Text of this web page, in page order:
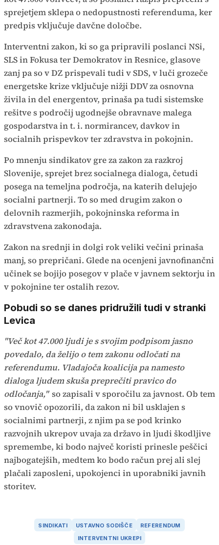
sprejetjem sklepa o nedopustnosti referenduma, ker
predpis vključuje davčne določbe.
Interventni zakon, ki so ga pripravili poslanci NSi,
SLS in Fokusa ter Demokratov in Resnice, glasove
zanj pa so v DZ prispevali tudi v SDS, v luči grozeče
energetske krize vključuje nižji DDV za osnovna
živila in del energentov, prinaša pa tudi sistemske
rešitve s področij ugodnejše obravnave malega
gospodarstva in t. i. normirancev, davkov in
socialnih prispevkov ter zdravstva in pokojnin.
Po mnenju sindikatov gre za zakon za razkroj
Slovenije, sprejet brez socialnega dialoga, četudi
posega na temeljna področja, na katerih delujejo
socialni partnerji. To so med drugim zakon o
delovnih razmerjih, pokojninska reforma in
zdravstvena zakonodaja.
Zakon na srednji in dolgi rok veliki večini prinaša
manj, so prepričani. Glede na ocenjeni javnofinančni
učinek se bojijo posegov v plače v javnem sektorju in
v pokojnine ter ostalih rezov.
Pobudi so se danes pridružili tudi v stranki
Levica
"Več kot 47.000 ljudi je s svojim podpisom jasno
povedalo, da želijo o tem zakonu odločati na
referendumu. Vladajoča koalicija pa namesto
dialoga ljudem skuša preprečiti pravico do
odločanja," so zapisali v sporočilu za javnost. Ob tem
so vnovič opozorili, da zakon ni bil usklajen s
socialnimi partnerji, z njim pa se pod krinko
razvojnih ukrepov uvaja za državo in ljudi škodljive
spremembe, ki bodo največ koristi prinesle peščici
najbogatejših, medtem ko bodo račun prej ali slej
plačali zaposleni, upokojenci in uporabniki javnih
storitev.
SINDIKATI USTAVNO SODIŠČE
REFERENDUM
INTERVENTNI UKREPI